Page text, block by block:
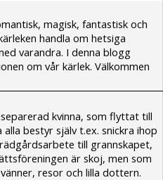
magisk, fantastisk och
handla om hetsiga
varandra. I denna blogg
om vår kärlek. Välkommen
kvinna, som flyttat till
bestyr själv t.ex. snickra ihop
till grannskapet,
är skoj, men som
resor och lilla dottern.